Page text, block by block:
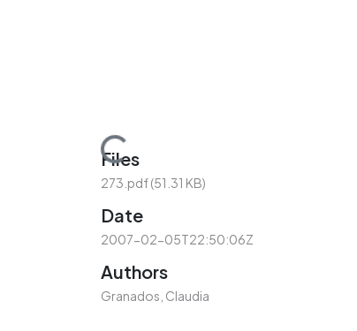
Loading...
Files
273.pdf(51.31 KB)
Date
2007-02-05T22:50:06Z
Authors
Granados, Claudia